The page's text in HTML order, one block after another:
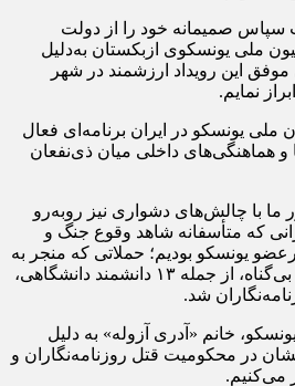
سپاس صمیمانه خود را از دولت
ملی یونسکوی ازبکستان به‌دلیل
این رویداد ارزشمند در شهر
نمایم.
ملی یونسکو در ایران برنامه‌ای فعال
و هماهنگی‌های داخلی میان ذی‌نفعان
ما با چالش‌های دشواری نیز روبه‌رو
که متأسفانه شاهد وقوع جنگ و
یونسکو بودیم؛ حملاتی که منجر به
شهادت بیش از هزار انسان بی‌گناه، از جمله ۱۳ دانشمند دانشگاهی،
شد.
خانم « آدری آزوله» به دلیل
در محکومیت قتل روزنامه‌نگاران و
می‌کنیم.